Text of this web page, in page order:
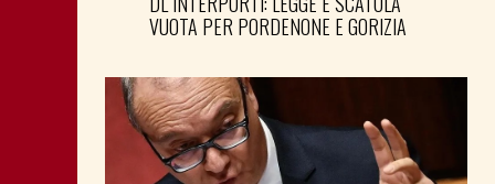
VUOTA PER PORDENONE E GORIZIA